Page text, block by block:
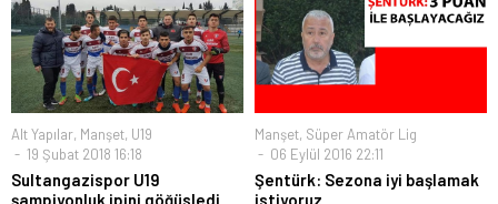
Alt Yapılar, Manşet, U19
19 Şubat 2018 16:18
Sultangazispor U19
şampiyonluk ipini göğüsledi
Manşet, Süper Amatör Lig
06 Eylül 2016 22:11
Şentürk: Sezona iyi başlamak
istiyoruz